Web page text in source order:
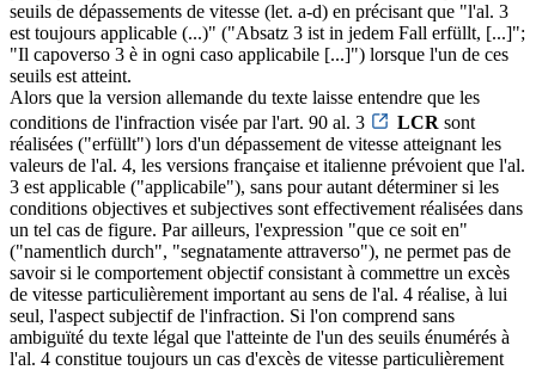
seuils de dépassements de vitesse (let. a-d) en précisant que "l'al. 3
est toujours applicable (...)" ("Absatz 3 ist in jedem Fall erfüllt, [...]";
"Il capoverso 3 è in ogni caso applicabile [...]") lorsque l'un de ces
seuils est atteint.
Alors que la version allemande du texte laisse entendre que les
conditions de l'infraction visée par l'art. 90 al. 3
LCR sont
réalisées ("erfüllt") lors d'un dépassement de vitesse atteignant les
valeurs de l'al. 4, les versions française et italienne prévoient que l'al.
3 est applicable ("applicabile"), sans pour autant déterminer si les
conditions objectives et subjectives sont effectivement réalisées dans
un tel cas de figure. Par ailleurs, l'expression "que ce soit en"
("namentlich durch", "segnatamente attraverso"), ne permet pas de
savoir si le comportement objectif consistant à commettre un excès
de vitesse particulièrement important au sens de l'al. 4 réalise, à lui
seul, l'aspect subjectif de l'infraction. Si l'on comprend sans
ambiguïté du texte légal que l'atteinte de l'un des seuils énumérés à
l'al. 4 constitue toujours un cas d'excès de vitesse particulièrement